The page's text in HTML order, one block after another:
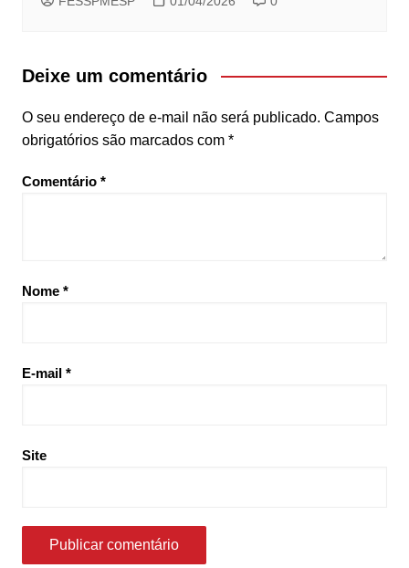
Deixe um comentário
O seu endereço de e-mail não será publicado. Campos
obrigatórios são marcados com *
Comentário *
Nome *
E-mail *
Site